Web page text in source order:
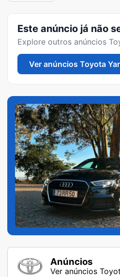
Este anúncio já não
Explore outros anúncios
Ver anúncios Toyota
Anúncios
Ver anúncios